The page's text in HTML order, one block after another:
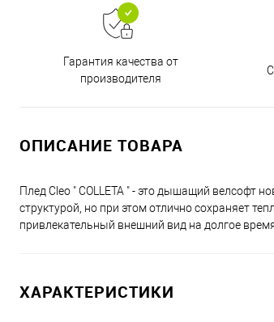
Гарантия качества от
производителя
ОПИСАНИЕ ТОВАРА
Плед Cleo " COLLETA " - это дышащий велсофт
структурой, но при этом отлично сохраняет
привлекательный внешний вид на долгое
ХАРАКТЕРИСТИКИ